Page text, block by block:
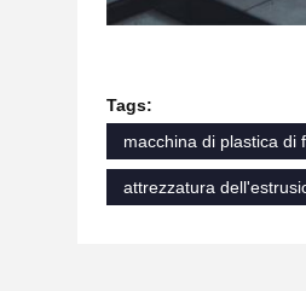
Tags:
macchina di plastica di
attrezzatura